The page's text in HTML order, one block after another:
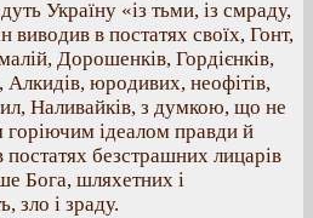
Україну «із тьми, із смраду,
виводив в постатях своїх, Гонт,
Дорошенків, Гордієнків,
Алкидів, юродивих, неофітів,
Наливайків, з думкою, що не
горіючим ідеалом правди й
безстрашних лицарів
Бога, шляхетних і
зло і зраду.